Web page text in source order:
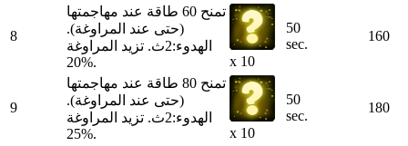
8
تمنح 60 طاقة عند مهاجمتها
(حتى عند المراوغة).
الهدوء:2ث. تزيد المراوغة
20%.
x 10
50
sec.
160
9
تمنح 80 طاقة عند مهاجمتها
(حتى عند المراوغة).
الهدوء:2ث. تزيد المراوغة
25%.
x 10
50
sec.
180